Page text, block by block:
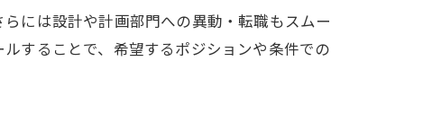
には設計や計画部門への異動・転職もスムー
することで、希望するポジションや条件での